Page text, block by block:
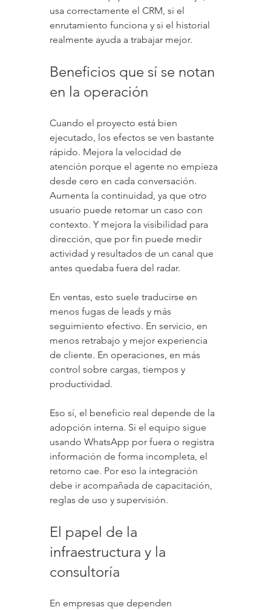
usa correctamente el CRM, si el
enrutamiento funciona y si el historial
realmente ayuda a trabajar mejor.
Beneficios que sí se notan
en la operación
Cuando el proyecto está bien
ejecutado, los efectos se ven bastante
rápido. Mejora la velocidad de
atención porque el agente no empieza
desde cero en cada conversación.
Aumenta la continuidad, ya que otro
usuario puede retomar un caso con
contexto. Y mejora la visibilidad para
dirección, que por fin puede medir
actividad y resultados de un canal que
antes quedaba fuera del radar.
En ventas, esto suele traducirse en
menos fugas de leads y más
seguimiento efectivo. En servicio, en
menos retrabajo y mejor experiencia
de cliente. En operaciones, en más
control sobre cargas, tiempos y
productividad.
Eso sí, el beneficio real depende de la
adopción interna. Si el equipo sigue
usando WhatsApp por fuera o registra
información de forma incompleta, el
retorno cae. Por eso la integración
debe ir acompañada de capacitación,
reglas de uso y supervisión.
El papel de la
infraestructura y la
consultoría
En empresas que dependen